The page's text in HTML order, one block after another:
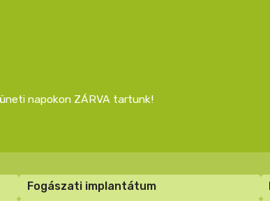
napokon ZÁRVA tartunk!
Fogászati implantátum